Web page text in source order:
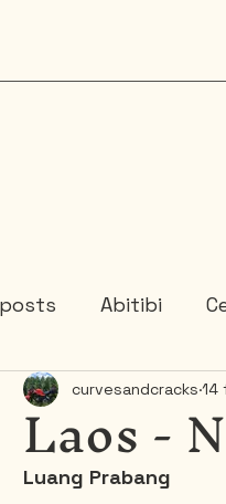
Abitibi
Colombie
Mexique
Laos -
curvesandcracks 14
Luang Prabang